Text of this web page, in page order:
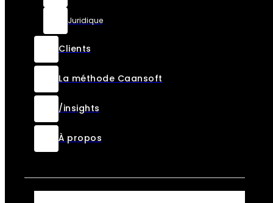
Juridique
Clients
La méthode Caansoft
/insights
À propos